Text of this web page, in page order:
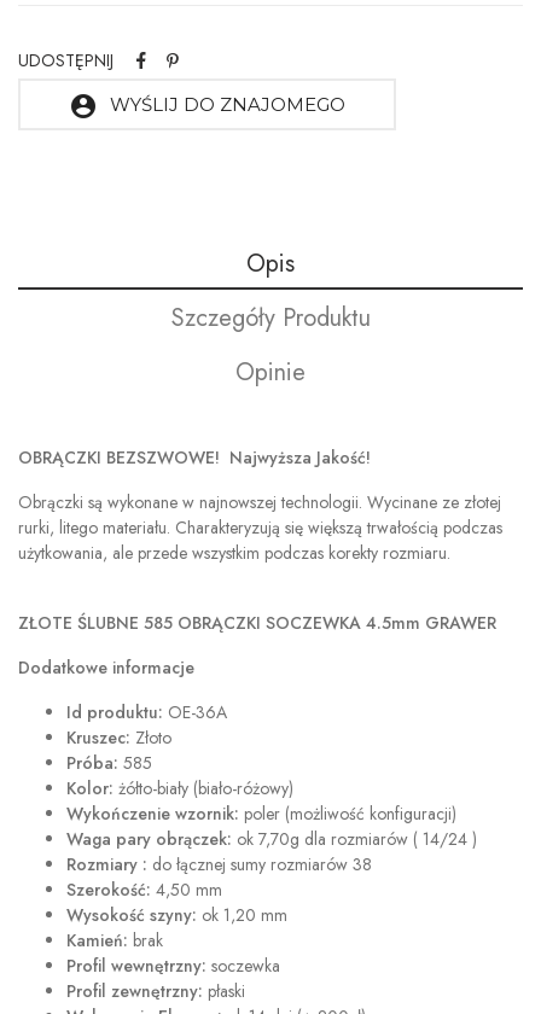
UDOSTĘPNIJ
account_circle WYŚLIJ DO ZNAJOMEGO
Opis
Szczegóły Produktu
Opinie
OBRĄCZKI BEZSZWOWE! Najwyższa Jakość!
Obrączki są wykonane w najnowszej technologii. Wycinane ze złotej
rurki, litego materiału. Charakteryzują się większą trwałością podczas
użytkowania, ale przede wszystkim podczas korekty rozmiaru.
ZŁOTE ŚLUBNE 585 OBRĄCZKI SOCZEWKA 4.5mm GRAWER
Dodatkowe informacje
Id produktu: OE-36A
Kruszec: Złoto
Próba: 585
Kolor: żółto-biały (biało-różowy)
Wykończenie wzornik: poler (możliwość konfiguracji)
Waga pary obrączek: ok 7,70g dla rozmiarów ( 14/24 )
Rozmiary : do łącznej sumy rozmiarów 38
Szerokość: 4,50 mm
Wysokość szyny: ok 1,20 mm
Kamień: brak
Profil wewnętrzny: soczewka
Profil zewnętrzny: płaski